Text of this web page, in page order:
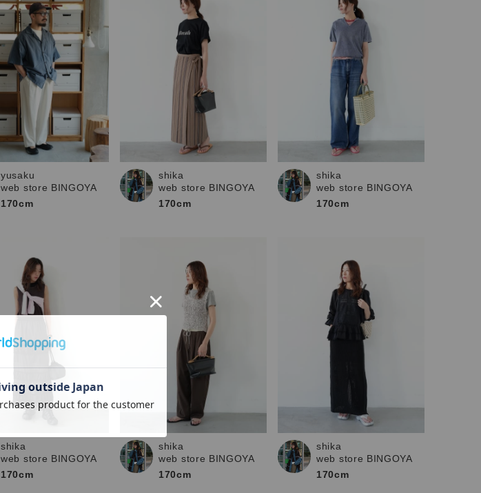
yusaku
web store BINGOYA
170cm
shika
web store BINGOYA
170cm
shika
web store BINGOYA
170cm
shika
web store BINGOYA
170cm
shika
web store BINGOYA
170cm
shika
web store BINGOYA
170cm